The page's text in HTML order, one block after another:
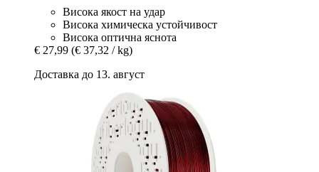
Висока якост на удар
Висока химическа устойчивост
Висока оптична яснота
€ 27,99 (€ 37,32 / kg)
Доставка до 13. август